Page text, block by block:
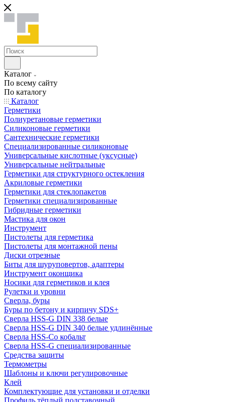
Каталог
По всему сайту
По каталогу
Каталог
Герметики
Полиуретановые герметики
Силиконовые герметики
Сантехнические герметики
Специализированные силиконовые
Универсальные кислотные (уксусные)
Универсальные нейтральные
Герметики для структурного остекления
Акриловые герметики
Герметики для стеклопакетов
Герметики специализированные
Гибридные герметики
Мастика для окон
Инструмент
Пистолеты для герметика
Пистолеты для монтажной пены
Диски отрезные
Биты для шуруповертов, адаптеры
Инструмент оконщика
Носики для герметиков и клея
Рулетки и уровни
Сверла, буры
Буры по бетону и кирпичу SDS+
Сверла HSS-G DIN 338 белые
Сверла HSS-G DIN 340 белые удлинённые
Сверла HSS-Co кобальт
Сверла HSS-G специализированные
Средства защиты
Термометры
Шаблоны и ключи регулировочные
Клей
Комплектующие для установки и отделки
Профиль тёплый подставочный